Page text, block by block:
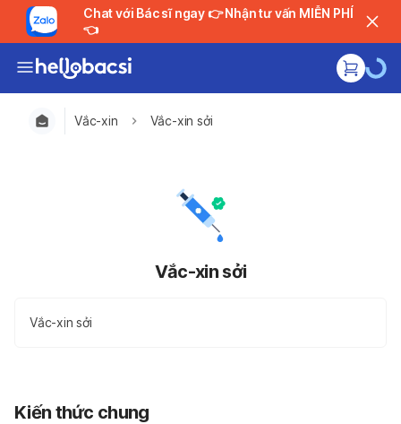
Chat với Bác sĩ ngay 👉 Nhận tư vấn MIỄN PHÍ
👈
Vắc-xin Vắc-xin sởi
Vắc-xin sởi
Vắc-xin sởi
Kiến thức chung